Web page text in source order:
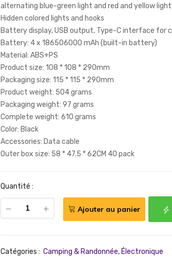
alternating blue-green light and red and yellow light
Hidden colored lights and hooks
Battery display, USB output, Type-C interface for
Battery: 4 x 186506000 mAh (built-in battery)
Material: ABS+PS
Product size: 108 * 108 * 290mm
Packaging size: 115 * 115 * 290mm
Product weight: 504 grams
Packaging weight: 97 grams
Complete weight: 610 grams
Color: Black
Accessories: Data cable
Outer box size: 58 * 47.5 * 62CM 40 pack
Quantité :
Ajouter au panier
Catégories : Camping & Randonnée, Électronique